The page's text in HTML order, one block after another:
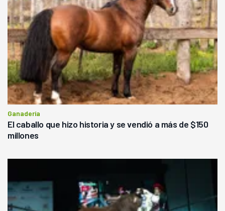
Ganadería
El caballo que hizo historia y se vendió a más de $150
millones